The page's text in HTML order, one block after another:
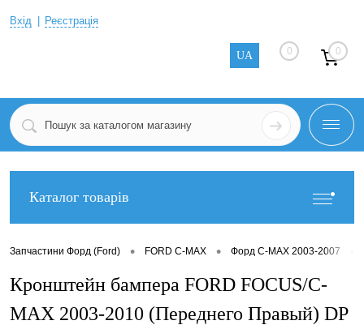
Вхід Реєстрація
UA 0 0
Каталог товарів
Запчастини Форд (Ford) • FORD C-MAX • Форд C-MAX 2003-2007
Кронштейн бампера FORD FOCUS/C-
MAX 2003-2010 (Переднего Правый) DP